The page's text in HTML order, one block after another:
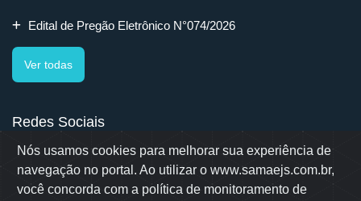
Nós usamos cookies para melhorar sua experiência de
navegação no portal. Ao utilizar o www.samaejs.com.br,
você concorda com a política de monitoramento de
Edital de Pregão Eletrônico N°074/2026
Ver todas
Redes Sociais